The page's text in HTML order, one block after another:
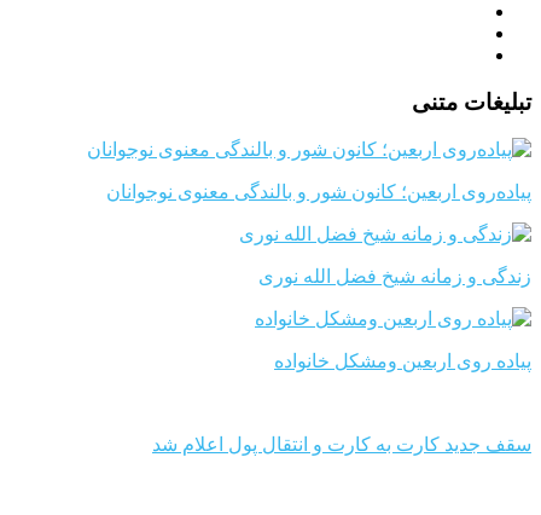
تبلیغات متنی
پیاده‌روی اربعین؛ کانون شور و بالندگی معنوی نوجوانان
زندگی و زمانه شیخ فضل الله نوری
پیاده روی اربعین ومشکل خانواده
سقف جدید کارت به کارت و انتقال پول اعلام شد